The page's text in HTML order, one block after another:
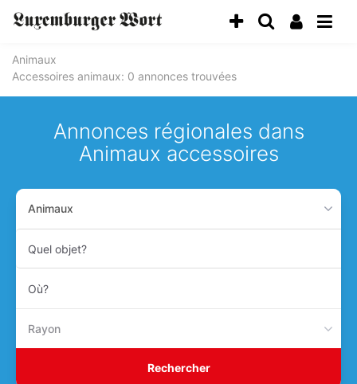
Animaux
Accessoires animaux: 0 annonces trouvées
Annonces régionales dans
Animaux accessoires
Animaux
objet?
Rayon
Rechercher